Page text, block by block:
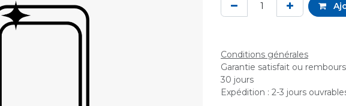
Conditions générales
Garantie satisfait ou
30 jours
Expédition : 2-3 jours